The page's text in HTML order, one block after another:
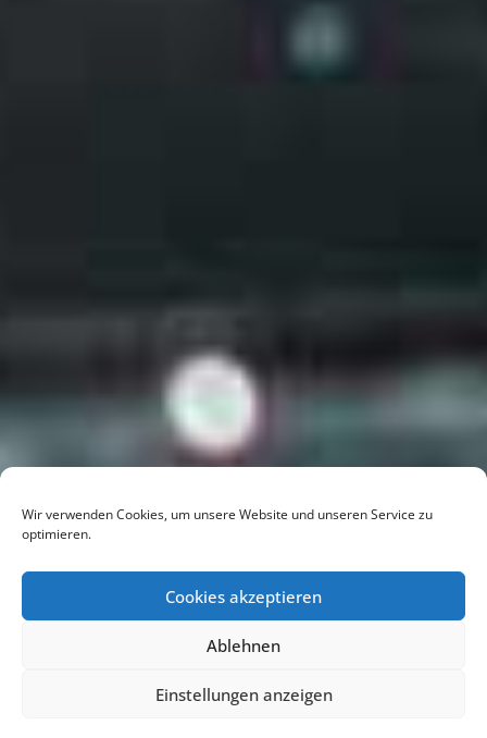
Wir verwenden Cookies, um unsere Website und unseren Service zu
optimieren.
Cookies akzeptieren
Ablehnen
Einstellungen anzeigen